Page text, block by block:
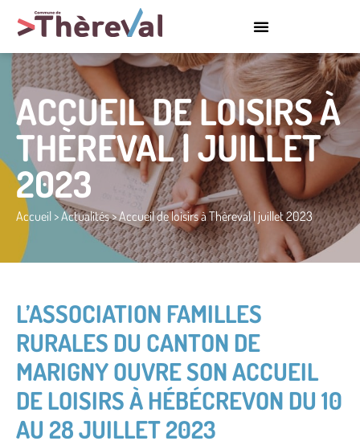
ACCUEIL DE LOISIRS À
THÈREVAL | JUILLET
2023
Accueil >Actualités>Accueil de loisirs à Thèreval | juillet 2023
L’ASSOCIATION FAMILLES
RURALES DU CANTON DE
MARIGNY OUVRE SON ACCUEIL
DE LOISIRS À HÉBÉCREVON DU 10
AU 28 JUILLET 2023